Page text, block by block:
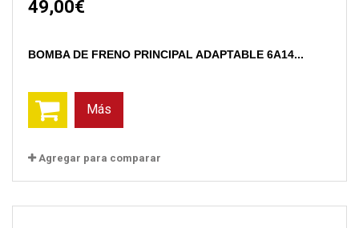
49,00€
BOMBA DE FRENO PRINCIPAL ADAPTABLE 6A14...
Más
Agregar para comparar